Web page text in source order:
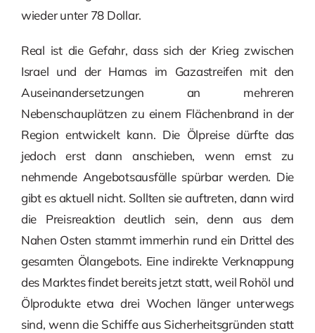
wieder unter 78 Dollar.
Real ist die Gefahr, dass sich der Krieg zwischen
Israel und der Hamas im Gazastreifen mit den
Auseinandersetzungen an mehreren
Nebenschauplätzen zu einem Flächenbrand in der
Region entwickelt kann. Die Ölpreise dürfte das
jedoch erst dann anschieben, wenn ernst zu
nehmende Angebotsausfälle spürbar werden. Die
gibt es aktuell nicht. Sollten sie auftreten, dann wird
die Preisreaktion deutlich sein, denn aus dem
Nahen Osten stammt immerhin rund ein Drittel des
gesamten Ölangebots. Eine indirekte Verknappung
des Marktes findet bereits jetzt statt, weil Rohöl und
Ölprodukte etwa drei Wochen länger unterwegs
sind, wenn die Schiffe aus Sicherheitsgründen statt